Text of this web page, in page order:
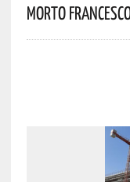
Morto